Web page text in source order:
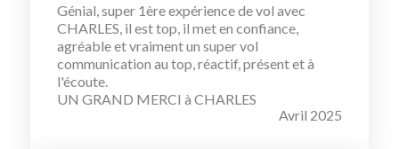
Génial, super 1ère expérience de vol avec
CHARLES, il est top, il met en confiance,
agréable et vraiment un super vol
communication au top, réactif, présent et à
l'écoute.
UN GRAND MERCI à CHARLES
Avril 2025